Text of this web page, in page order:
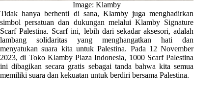
Image: Klamby
Tidak hanya berhenti di sana, Klamby juga menghadirkan
simbol persatuan dan dukungan melalui Klamby Signature
Scarf Palestina. Scarf ini, lebih dari sekadar aksesori, adalah
lambang solidaritas yang menghangatkan hati dan
menyatukan suara kita untuk Palestina. Pada 12 November
2023, di Toko Klamby Plaza Indonesia, 1000 Scarf Palestina
ini dibagikan secara gratis sebagai tanda bahwa kita semua
memiliki suara dan kekuatan untuk berdiri bersama Palestina.